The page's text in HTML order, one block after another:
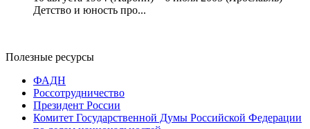
Детство и юность про...
Полезные ресурсы
ФАДН
Россотрудничество
Президент России
Комитет Государственной Думы Российской Федерации